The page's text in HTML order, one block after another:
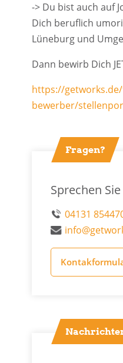
-> Du bist auch auf
Dich beruflich
Lüneburg und
Dann bewirb Dich
https://
bewerber/
Fragen?
Sprechen
04131